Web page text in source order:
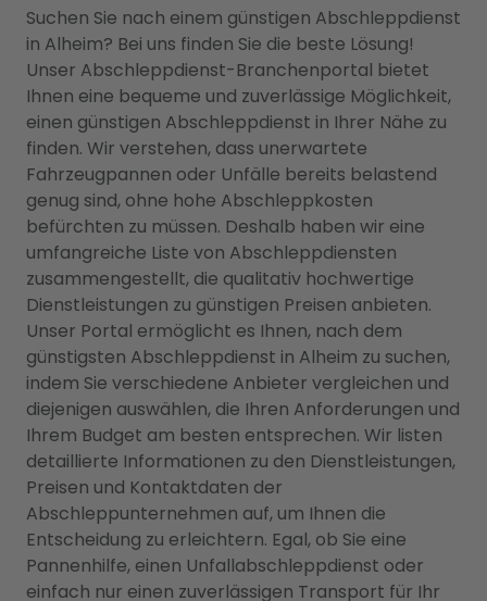
Suchen Sie nach einem günstigen Abschleppdienst
in Alheim? Bei uns finden Sie die beste Lösung!
Unser Abschleppdienst-Branchenportal bietet
Ihnen eine bequeme und zuverlässige Möglichkeit,
einen günstigen Abschleppdienst in Ihrer Nähe zu
finden. Wir verstehen, dass unerwartete
Fahrzeugpannen oder Unfälle bereits belastend
genug sind, ohne hohe Abschleppkosten
befürchten zu müssen. Deshalb haben wir eine
umfangreiche Liste von Abschleppdiensten
zusammengestellt, die qualitativ hochwertige
Dienstleistungen zu günstigen Preisen anbieten.
Unser Portal ermöglicht es Ihnen, nach dem
günstigsten Abschleppdienst in Alheim zu suchen,
indem Sie verschiedene Anbieter vergleichen und
diejenigen auswählen, die Ihren Anforderungen und
Ihrem Budget am besten entsprechen. Wir listen
detaillierte Informationen zu den Dienstleistungen,
Preisen und Kontaktdaten der
Abschleppunternehmen auf, um Ihnen die
Entscheidung zu erleichtern. Egal, ob Sie eine
Pannenhilfe, einen Unfallabschleppdienst oder
einfach nur einen zuverlässigen Transport für Ihr